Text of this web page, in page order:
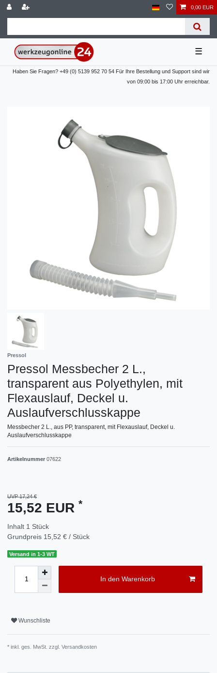
0,00 EUR
☰
Haben Sie Fragen? +49 (0) 5139 952 70 54 Für Ihre Bestellung und Support sind wir
von 09:00 bis 17:00 Uhr erreichbar.
Pressol
Pressol Messbecher 2 L.,
transparent aus Polyethylen, mit
Flexauslauf, Deckel u.
Auslaufverschlusskappe
Messbecher 2 L., aus PP, transparent, mit Flexauslauf, Deckel u.
Auslaufverschlusskappe
Artikelnummer 07622
UVP 17,24 €
15,52 EUR *
Inhalt 1 Stück
Grundpreis 15,52 € / Stück
Versand in 1-3 WT
In den Warenkorb
Wunschliste
* inkl. ges. MwSt. zzgl. Versandkosten